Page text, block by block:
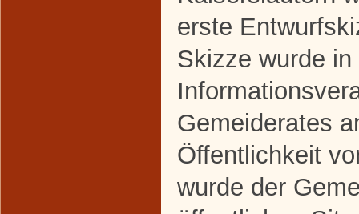
erste
Skizze wurde in
Gemeiderates
Öffentlichkeit
wurde der